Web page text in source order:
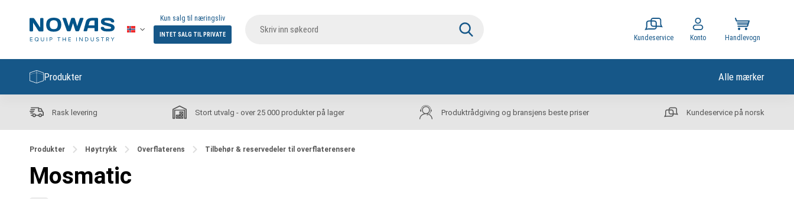
Kun salg til næringsliv
INTET SALG TIL PRIVATE Kundeservice Konto Handlevogn
Produkter Alle mærker
Rask levering Stort utvalg - over 25 000 produkter på lager Produktrådgiving og bransjens beste priser Kundeservice på norsk
Produkter Høytrykk Overflaterens Tilbehør & reservedeler til overflaterensere
Mosmatic